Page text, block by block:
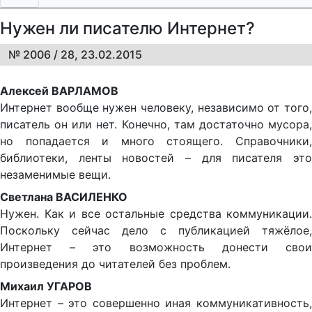
Нужен ли писателю Интернет?
№ 2006 / 28, 23.02.2015
Алексей ВАРЛАМОВ
Интернет вообще нужен человеку, независимо от того,
писатель он или нет. Конечно, там достаточно мусора,
но попадается и много стоящего. Справочники,
библиотеки, ленты новостей – для писателя это
незаменимые вещи.
Светлана ВАСИЛЕНКО
Нужен. Как и все остальные средства коммуникации.
Поскольку сейчас дело с публикацией тяжёлое,
Интернет – это возможность донести свои
произведения до читателей без проблем.
Михаил УГАРОВ
Интернет – это совершенно иная коммуникативность,